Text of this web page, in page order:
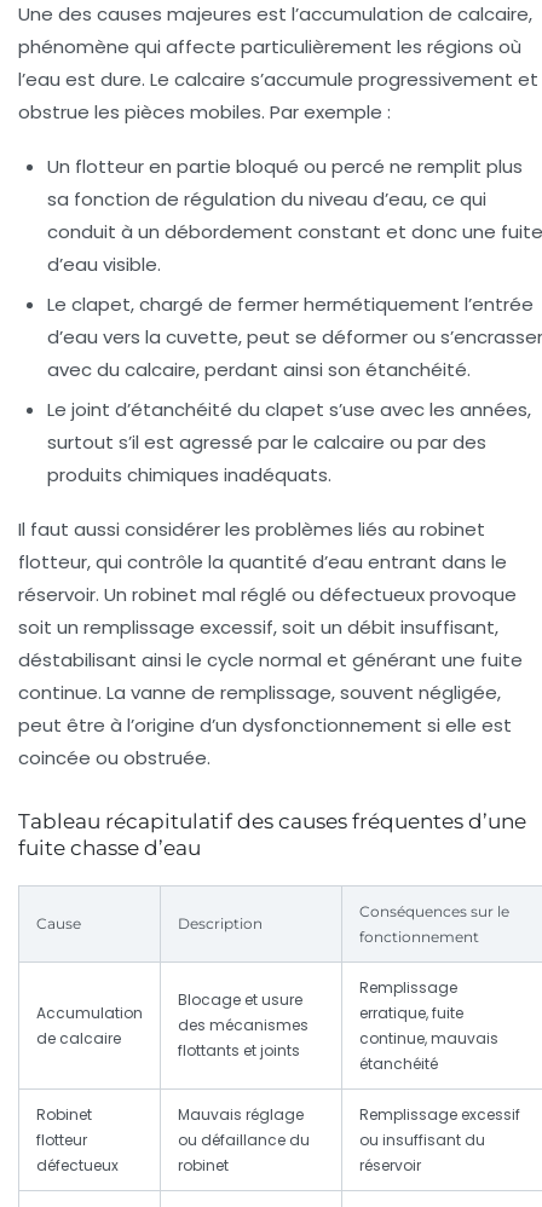
Une des causes majeures est l’accumulation de calcaire,
phénomène qui affecte particulièrement les régions où
l’eau est dure. Le calcaire s’accumule progressivement et
obstrue les pièces mobiles. Par exemple :
Un flotteur en partie bloqué ou percé ne remplit plus
sa fonction de régulation du niveau d’eau, ce qui
conduit à un débordement constant et donc une fuite
d’eau visible.
Le clapet, chargé de fermer hermétiquement l’entrée
d’eau vers la cuvette, peut se déformer ou s’encrasser
avec du calcaire, perdant ainsi son étanchéité.
Le joint d’étanchéité du clapet s’use avec les années,
surtout s’il est agressé par le calcaire ou par des
produits chimiques inadéquats.
Il faut aussi considérer les problèmes liés au robinet
flotteur, qui contrôle la quantité d’eau entrant dans le
réservoir. Un robinet mal réglé ou défectueux provoque
soit un remplissage excessif, soit un débit insuffisant,
déstabilisant ainsi le cycle normal et générant une fuite
continue. La vanne de remplissage, souvent négligée,
peut être à l’origine d’un dysfonctionnement si elle est
coincée ou obstruée.
Tableau récapitulatif des causes fréquentes d’une
fuite chasse d’eau
Cause Description
Conséquences sur le
fonctionnement
Accumulation
de calcaire
Blocage et usure
des mécanismes
flottants et joints
Remplissage
erratique, fuite
continue, mauvais
étanchéité
Robinet
flotteur
défectueux
Mauvais réglage
ou défaillance du
robinet
Remplissage excessif
ou insuffisant du
réservoir